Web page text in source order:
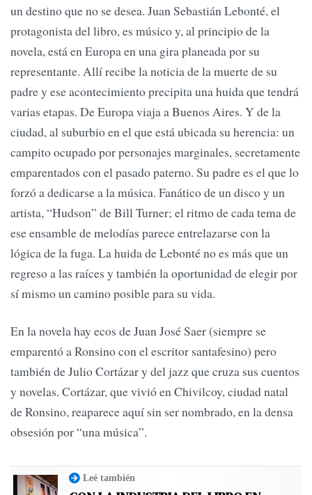
un destino que no se desea. Juan Sebastián Lebonté, el
protagonista del libro, es músico y, al principio de la
novela, está en Europa en una gira planeada por su
representante. Allí recibe la noticia de la muerte de su
padre y ese acontecimiento precipita una huida que tendrá
varias etapas. De Europa viaja a Buenos Aires. Y de la
ciudad, al suburbio en el que está ubicada su herencia: un
campito ocupado por personajes marginales, secretamente
emparentados con el pasado paterno. Su padre es el que lo
forzó a dedicarse a la música. Fanático de un disco y un
artista, “Hudson” de Bill Turner; el ritmo de cada tema de
ese ensamble de melodías parece entrelazarse con la
lógica de la fuga. La huida de Lebonté no es más que un
regreso a las raíces y también la oportunidad de elegir por
sí mismo un camino posible para su vida.
En la novela hay ecos de Juan José Saer (siempre se
emparentó a Ronsino con el escritor santafesino) pero
también de Julio Cortázar y del jazz que cruza sus cuentos
y novelas. Cortázar, que vivió en Chivilcoy, ciudad natal
de Ronsino, reaparece aquí sin ser nombrado, en la densa
obsesión por “una música”.
Leé también